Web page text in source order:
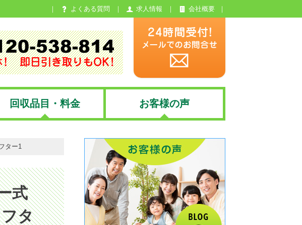
よくある質問 求人情報 会社概要
回収品目・料金 お客様の声
ター1
式
タ